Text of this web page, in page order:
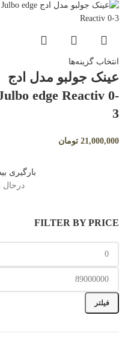
FILTER BY PRICE
فیلتر
انتخاب گزینه‌ها
عینک جولبو مدل ادج
edge Reactiv 0-
3
21,000,000 تومان
بارگیری
درحال